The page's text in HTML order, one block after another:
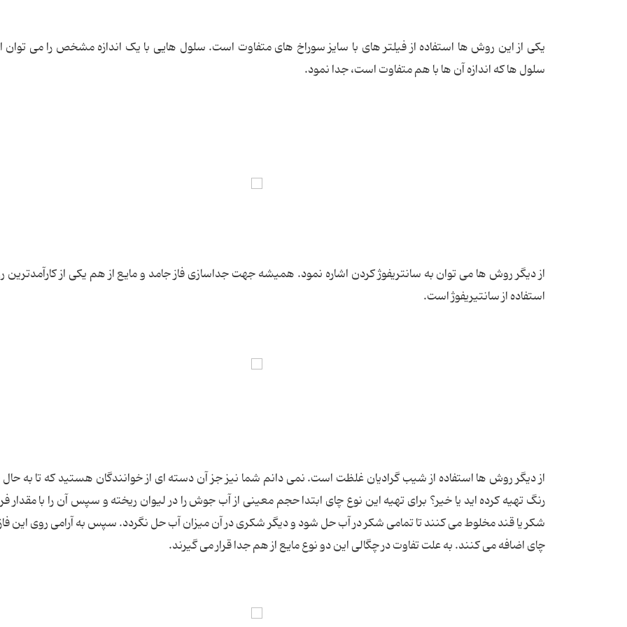
یکی از این روش ها استفاده از فیلتر های با سایز سوراخ های متفاوت است. سلول هایی با یک اندازه مشخص را می توان
سلول ها که اندازه آن ها با هم متفاوت است، جدا نمود.
از دیگر روش ها می توان به سانتریفوژ کردن اشاره نمود. همیشه جهت جداسازی فاز جامد و مایع از هم یکی از
استفاده از سانتیریفوژ است.
از دیگر روش ها استفاده از شیب گرادیان غلظت است. نمی دانم شما نیز جز آن دسته ای از خوانندگان هستید که تا به
رنگ تهیه کرده اید یا خیر؟ برای تهیه این نوع چای ابتدا حجم معینی از آب جوش را در لیوان ریخته و سپس آن را با مقدار
شکر یا قند مخلوط می کنند تا تمامی شکر در آب حل شود و دیگر شکری در آن میزان آب حل نگردد. سپس به آرامی روی این فاز
چای اضافه می کنند. به علت تفاوت در چگالی این دو نوع مایع از هم جدا قرار می گیرند.